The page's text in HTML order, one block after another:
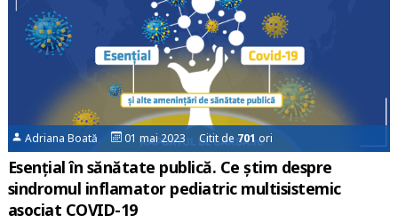
Adriana Boată 01 mai 2023 Citit de701ori
Esențial în sănătate publică. Ce știm despre
sindromul inflamator pediatric multisistemic
asociat COVID-19